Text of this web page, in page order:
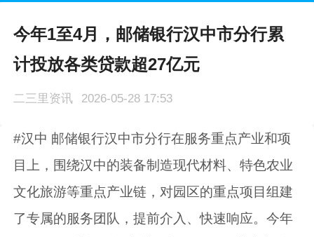
今年1至4月，邮储银行汉中市分行累
计投放各类贷款超27亿元
二三里资讯 2026-05-28 17:53
#汉中 邮储银行汉中市分行在服务重点产业和项
目上，围绕汉中的装备制造现代材料、特色农业
文化旅游等重点产业链，对园区的重点项目组建
了专属的服务团队，提前介入、快速响应。今年